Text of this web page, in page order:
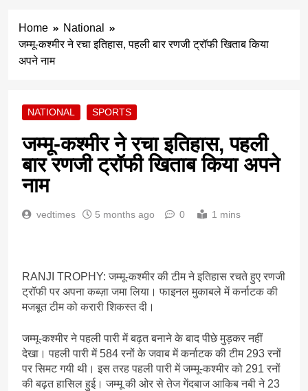
Home
National
जम्मू-कश्मीर ने रचा इतिहास, पहली बार रणजी ट्रॉफी खिताब किया
अपने नाम
NATIONAL SPORTS
जम्मू-कश्मीर ने रचा इतिहास, पहली
बार रणजी ट्रॉफी खिताब किया अपने
नाम
vedtimes 5 months ago 0 1 mins
RANJI TROPHY: जम्मू-कश्मीर की टीम ने इतिहास रचते हुए रणजी
ट्रॉफी पर अपना कब्ज़ा जमा लिया। फाइनल मुकाबले में कर्नाटक की
मजबूत टीम को करारी शिकस्त दी।
जम्मू-कश्मीर ने पहली पारी में बढ़त बनाने के बाद पीछे मुड़कर नहीं
देखा। पहली पारी में 584 रनों के जवाब में कर्नाटक की टीम 293 रनों
पर सिमट गयी थी। इस तरह पहली पारी में जम्मू-कश्मीर को 291 रनों
की बढ़त हासिल हुई। जम्मू की ओर से तेज गेंदबाज आकिब नबी ने 23